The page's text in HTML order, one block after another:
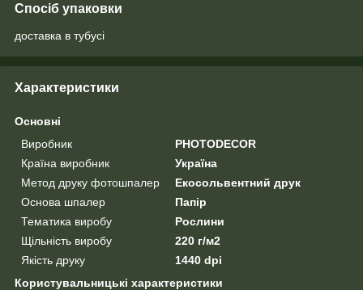
Спосіб упаковки
доставка в тубусі
Характеристики
Основні
Виробник
PHOTODECOR
Країна виробник
Україна
Метод друку фотошпалер
Екосольвентний друк
Основа шпалер
Папір
Тематика виробу
Рослини
Щільність виробу
220 г/м2
Якість друку
1440 dpi
Користувальницькі характеристики